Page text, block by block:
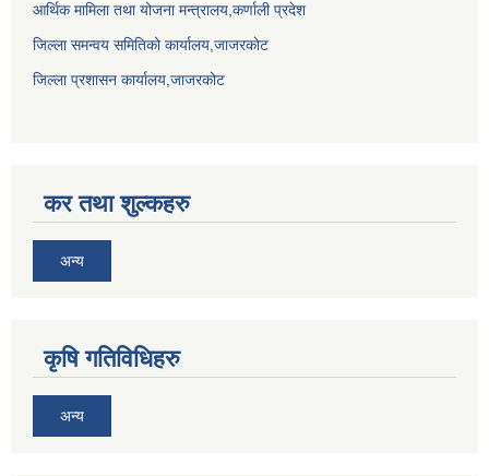
आर्थिक मामिला तथा योजना मन्त्रालय,कर्णाली प्रदेश
जिल्ला समन्वय समितिको कार्यालय,जाजरकाेट
जिल्ला प्रशासन कार्यालय,जाजरकोट
कर तथा शुल्कहरु
अन्य
कृषि गतिविधिहरु
अन्य